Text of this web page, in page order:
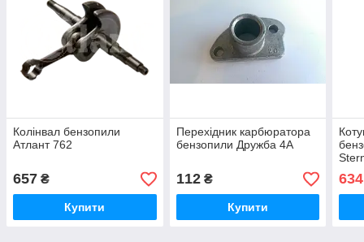
Колінвал бензопили
Атлант 762
657 ₴
Купити
Перехідник карбюратора
бензопили Дружба 4А
112₴
Купити